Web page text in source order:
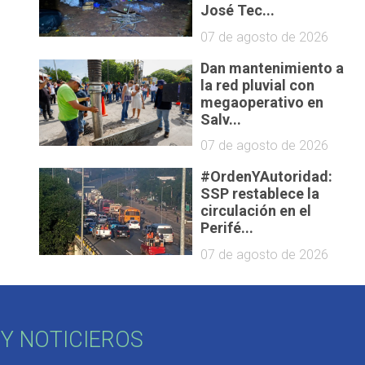
José Tec...
07 de agosto de 2026
Dan mantenimiento a
la red pluvial con
megaoperativo en
Salv...
07 de agosto de 2026
#OrdenYAutoridad:
SSP restablece la
circulación en el
Perifé...
07 de agosto de 2026
NOTICIEROS